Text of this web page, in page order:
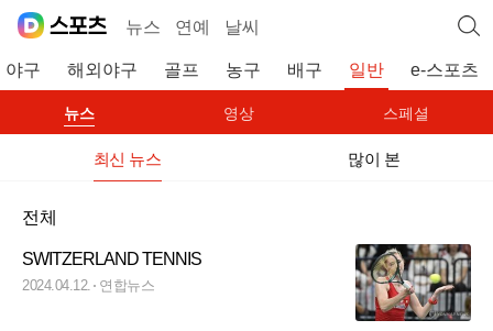
뉴스 연예 날씨
야구 해외야구 골프 농구 배구 일반 e-스포츠
뉴스 영상 스페셜
최신 뉴스 많이 본
전체
SWITZERLAND TENNIS
2024.04.12. 연합뉴스